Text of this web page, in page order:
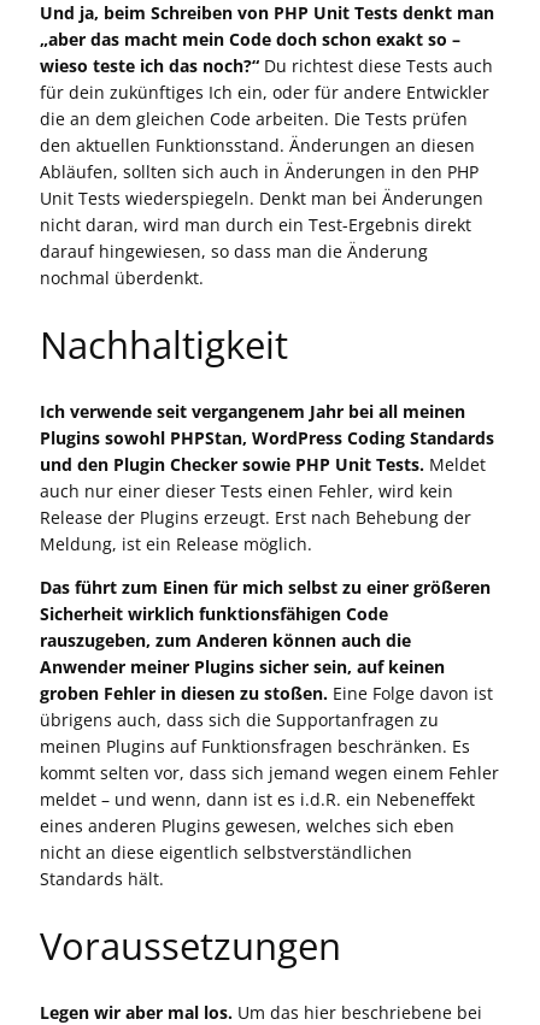
Und ja, beim Schreiben von PHP Unit Tests denkt man
„aber das macht mein Code doch schon exakt so –
wieso teste ich das noch?“ Du richtest diese Tests auch
für dein zukünftiges Ich ein, oder für andere Entwickler
die an dem gleichen Code arbeiten. Die Tests prüfen
den aktuellen Funktionsstand. Änderungen an diesen
Abläufen, sollten sich auch in Änderungen in den PHP
Unit Tests wiederspiegeln. Denkt man bei Änderungen
nicht daran, wird man durch ein Test-Ergebnis direkt
darauf hingewiesen, so dass man die Änderung
nochmal überdenkt.
Nachhaltigkeit
Ich verwende seit vergangenem Jahr bei all meinen
Plugins sowohl PHPStan, WordPress Coding Standards
und den Plugin Checker sowie PHP Unit Tests. Meldet
auch nur einer dieser Tests einen Fehler, wird kein
Release der Plugins erzeugt. Erst nach Behebung der
Meldung, ist ein Release möglich.
Das führt zum Einen für mich selbst zu einer größeren
Sicherheit wirklich funktionsfähigen Code
rauszugeben, zum Anderen können auch die
Anwender meiner Plugins sicher sein, auf keinen
groben Fehler in diesen zu stoßen. Eine Folge davon ist
übrigens auch, dass sich die Supportanfragen zu
meinen Plugins auf Funktionsfragen beschränken. Es
kommt selten vor, dass sich jemand wegen einem Fehler
meldet – und wenn, dann ist es i.d.R. ein Nebeneffekt
eines anderen Plugins gewesen, welches sich eben
nicht an diese eigentlich selbstverständlichen
Standards hält.
Voraussetzungen
Legen wir aber mal los. Um das hier beschriebene bei